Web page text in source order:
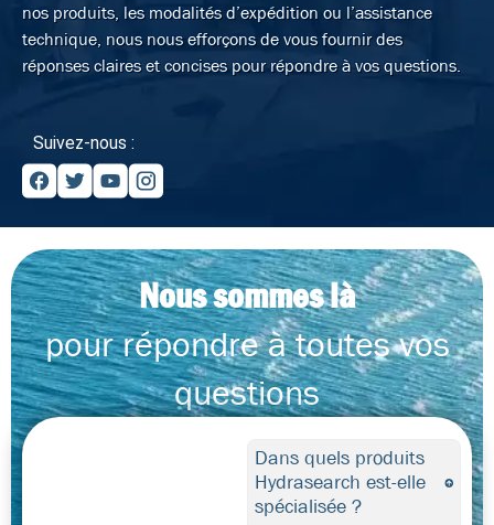
nos produits, les modalités d’expédition ou l’assistance
technique, nous nous efforçons de vous fournir des
réponses claires et concises pour répondre à vos questions.
Suivez-nous :
Nous sommes là
pour répondre à toutes vos
questions
Dans quels produits
Hydrasearch est-elle
spécialisée ?